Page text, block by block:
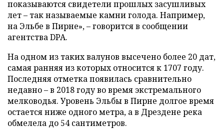
показываются свидетели прошлых засушливых
лет – так называемые камни голода. Например,
на Эльбе в Пирне», – говорится в сообщении
агентства DPA.
На одном из таких валунов высечено более 20 дат,
самая ранняя из которых относится к 1707 году.
Последняя отметка появилась сравнительно
недавно – в 2018 году во время экстремального
мелководья. Уровень Эльбы в Пирне долгое время
остается ниже одного метра, а в Дрездене река
обмелела до 54 сантиметров.